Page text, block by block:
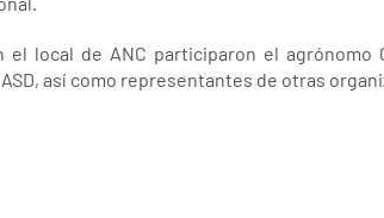
local de ANC participaron el agrónomo
así como representantes de otras